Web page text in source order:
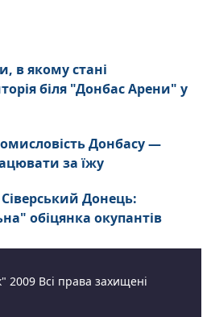
в якому стані
біля "Донбас Арени" у
Донбасу —
за їжу
Донець:
обіцянка окупантів
2009 Всі права захищені